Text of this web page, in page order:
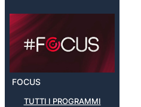
FOCUS
TUTTI I PROGRAMMI